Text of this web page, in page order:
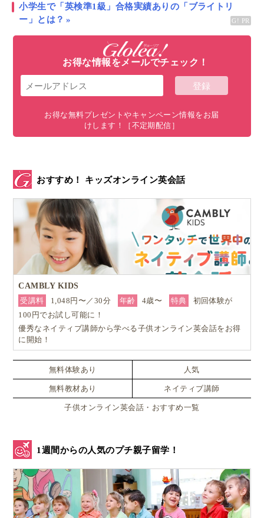
こんにちは！
Glolea! 小学生からの4技能本格英会話
アンバサダー
Brightly for Kids（ブライトリーフォ
」です。
学生時代、一度は耳にしたことがある人が多いであろ
子どもの英検受験に興味はあるけど、なんとなく
…など、様々な疑問を抱いている方も多いのではない
でしょうか。
結論から言うと、小学生で英検5級合格は可能です！
そこで今回は、なぜ小学生に英検5級取得がおすすめ
なのか、独学でも合格可能なのか？
英検合格に向けた勉強法
非最後までご覧ください。
監修｜Brightly for Kids（ブライトリーフォーキッ
ブライトリーフォーキッズは、英語教育業界で40年以上の歴史を
持つ株式会社エー・トゥー・ゼットを母体とする、小学生・中学
生徒指導、160社超の企業語学研修、県内外約200校へのALT派
遣・ICT教育支援、さらにインターナショナルスクールの運営な
ど、地域から世界へと広がる教育活動を続けています。
小学生で「英検準1級」合格実績ありの「ブライトリ
ー」とは？
お得な情報をメールでチェック！
お得な無料プレゼントやキャンペーン情報をお届
けします！［不定期配信］
おすすめ！ キッズオンライン英会話
CAMBLY KIDS
受講料
1,048円〜／30分 年齢 4歳〜 特典
初回体験が
100円でお試し可能に！
優秀なネイティブ講師から学べる子供オンライン英会話をお得
に開始！
無料体験あり 人気
無料教材あり ネイティブ講師
子供オンライン英会話・おすすめ一覧
1週間からの人気のプチ親子留学！